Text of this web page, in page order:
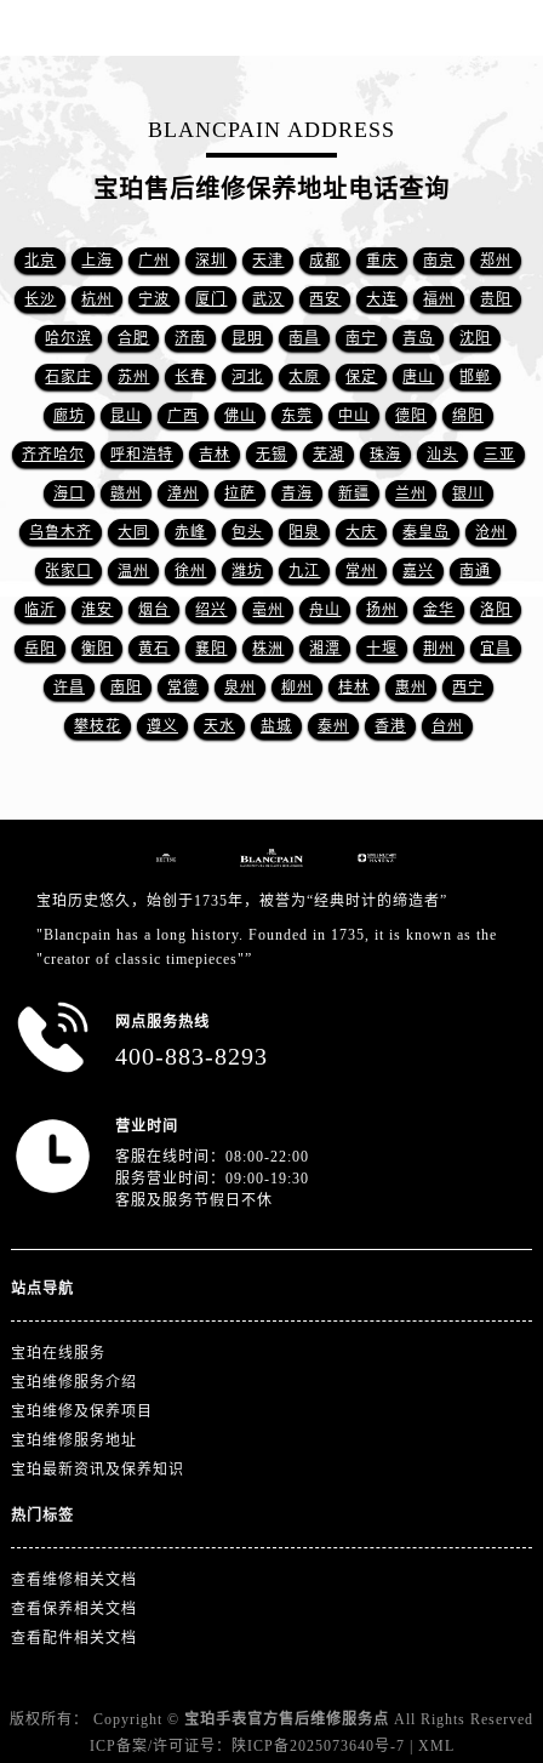
山东省临沂市兰山区解放路宝珀售后服务中心（需提前预约）
山东省日照市东港区烟台路宝珀售后服务中心（需提前预约）
山东省泰安市泰山区财源街道泰山大街宝珀售后服务中心（需提前预约）
山东省威海市环翠区新威海路89号振华商厦一楼名表维修宝珀售后服务中心（需提前预约）
山东省潍坊市奎文区东风东街宝珀售后服务中心（需提前预约）
山东省枣庄市滕州市北辛路与善国路交叉口宝珀售后服务中心（需提前预约）
山东省淄博市张店区金晶大道宝珀售后服务中心（需提前预约）
上海市黄浦区南京东路299号宏伊国际广场写字楼8层806室宝珀售后服务中心（需提前预约）
上海市徐汇区虹桥路3号港汇中心2座37层3705室宝珀售后服务中心（需提前预约）
浙江省杭州市上城区钱江路1366号华润大厦A座5层503-5室宝珀售后服务中心（需提前预约）
浙江省湖州市吴兴区劳动路宝珀售后服务中心（需提前预约）
浙江省嘉兴市南湖区广益路705号嘉兴世界贸易中心A座13层1304室宝珀售后服务中心（需提前预约）
浙江省金华市金东区东市南街777号金华万达广场4号楼22楼2209室宝珀售后服务中心（需提前预约）
浙江省丽水市莲都区解放街宝珀售后服务中心（需提前预约）
浙江省舟山市定海区解放东路宝珀售后服务中心（需提前预约）
BLANCPAIN ADDRESS
宝珀售后维修保养地址电话查询
北京 上海 广州 深圳 天津 成都 重庆 南京 郑州
长沙 杭州 宁波 厦门 武汉 西安 大连 福州 贵阳
哈尔滨 合肥 济南 昆明 南昌 南宁 青岛 沈阳
石家庄 苏州 长春 河北 太原 保定 唐山 邯郸
廊坊 昆山 广西 佛山 东莞 中山 德阳 绵阳
齐齐哈尔 呼和浩特 吉林 无锡 芜湖 珠海 汕头 三亚
海口 赣州 漳州 拉萨 青海 新疆 兰州 银川
乌鲁木齐 大同 赤峰 包头 阳泉 大庆 秦皇岛 沧州
张家口 温州 徐州 潍坊 九江 常州 嘉兴 南通
临沂 淮安 烟台 绍兴 亳州 舟山 扬州 金华 洛阳
岳阳 衡阳 黄石 襄阳 株洲 湘潭 十堰 荆州 宜昌
许昌 南阳 常德 泉州 柳州 桂林 惠州 西宁
攀枝花 遵义 天水 盐城 泰州 香港 台州
宝珀历史悠久，始创于1735年，被誉为“经典时计的缔造者”
"Blancpain has a long history. Founded in 1735, it is known as the
"creator of classic timepieces"”
网点服务热线
400-883-8293
营业时间
客服在线时间：08:00-22:00
服务营业时间：09:00-19:30
客服及服务节假日不休
站点导航
宝珀在线服务
宝珀维修服务介绍
宝珀维修及保养项目
宝珀维修服务地址
宝珀最新资讯及保养知识
热门标签
查看维修相关文档
查看保养相关文档
查看配件相关文档
版权所有： Copyright © 宝珀手表官方售后维修服务点 All Rights Reserved
ICP备案/许可证号：
陕ICP备2025073640号-7 | XML